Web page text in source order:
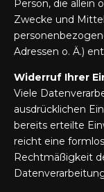
Person, die allein
Zwecke und
Adressen o. Ä.)
Widerruf Ihrer
Viele
ausdrücklichen
bereits erteilte
reicht eine
Rechtmäßigkeit